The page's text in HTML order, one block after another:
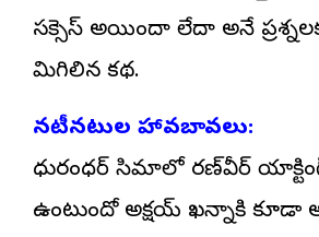
సక్సెస్ అయిందా లేదా అనే
మిగిలిన కథ.
నటీనటుల హావబావలు:
ధురంధర్ సినిమాలో రణ్‌వీర్
ఉంటుందో అక్షయ్ ఖన్నాకి కూడా